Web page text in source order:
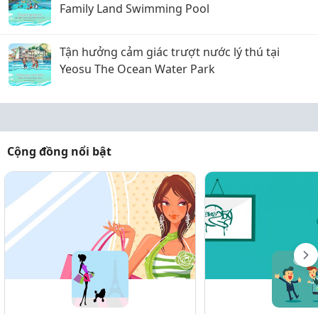
Family Land Swimming Pool
Tận hưởng cảm giác trượt nước lý thú tại
Yeosu The Ocean Water Park
Cộng đồng nổi bật